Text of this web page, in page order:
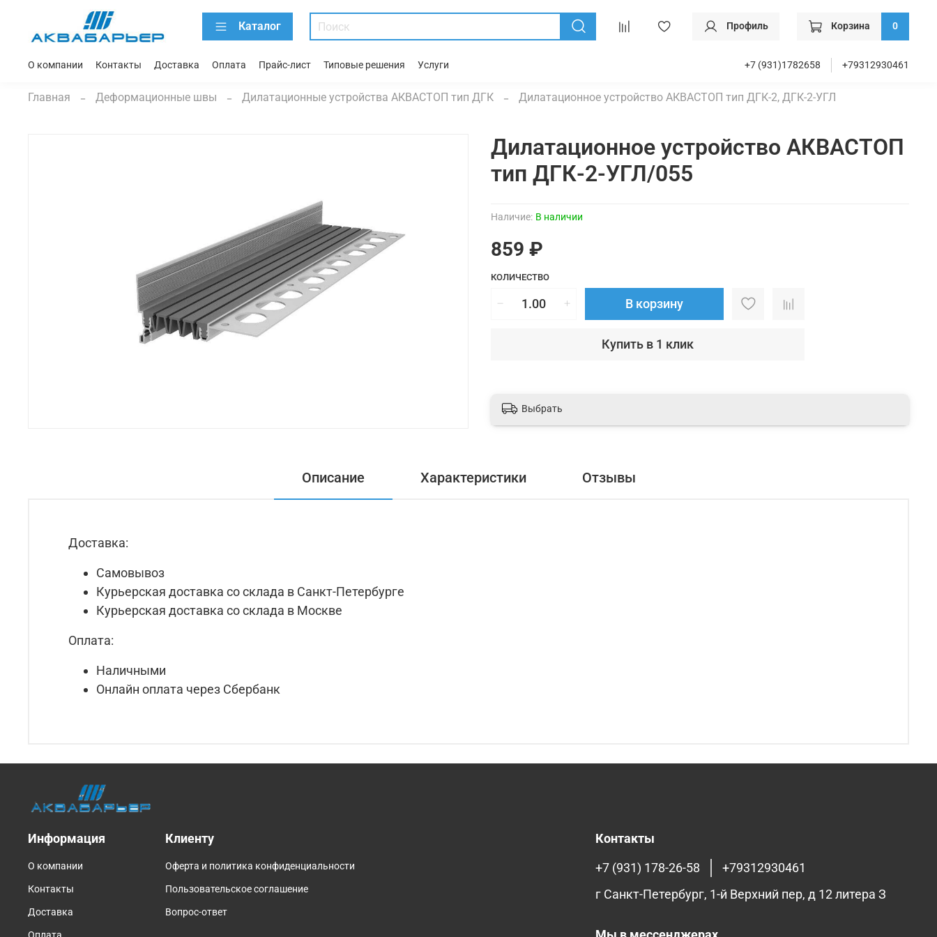
Каталог Профиль Корзина 0
О компании Контакты Доставка Оплата Прайс-лист Типовые решения Услуги +7 (931)1782658 +79312930461
Главная Деформационные швы Дилатационные устройства АКВАСТОП тип ДГК Дилатационное устройство АКВАСТОП тип ДГК-2, ДГК-2-УГЛ
Наличие: В наличии
Дилатационное устройство АКВАСТОП
тип ДГК-2-УГЛ/055
859 ₽
КОЛИЧЕСТВО
В корзину
Купить в 1 клик
Выбрать
Описание Характеристики Отзывы
Доставка:
Самовывоз
Курьерская доставка со склада в Санкт-Петербурге
Курьерская доставка со склада в Москве
Оплата:
Наличными
Онлайн оплата через Сбербанк
Информация
О компании
Контакты
Доставка
Клиенту
Оферта и политика конфиденциальности
Пользовательское соглашение
Вопрос-ответ
Контакты
+7 (931) 178-26-58
+79312930461
г Санкт-Петербург, 1-й Верхний пер, д 12 литера З